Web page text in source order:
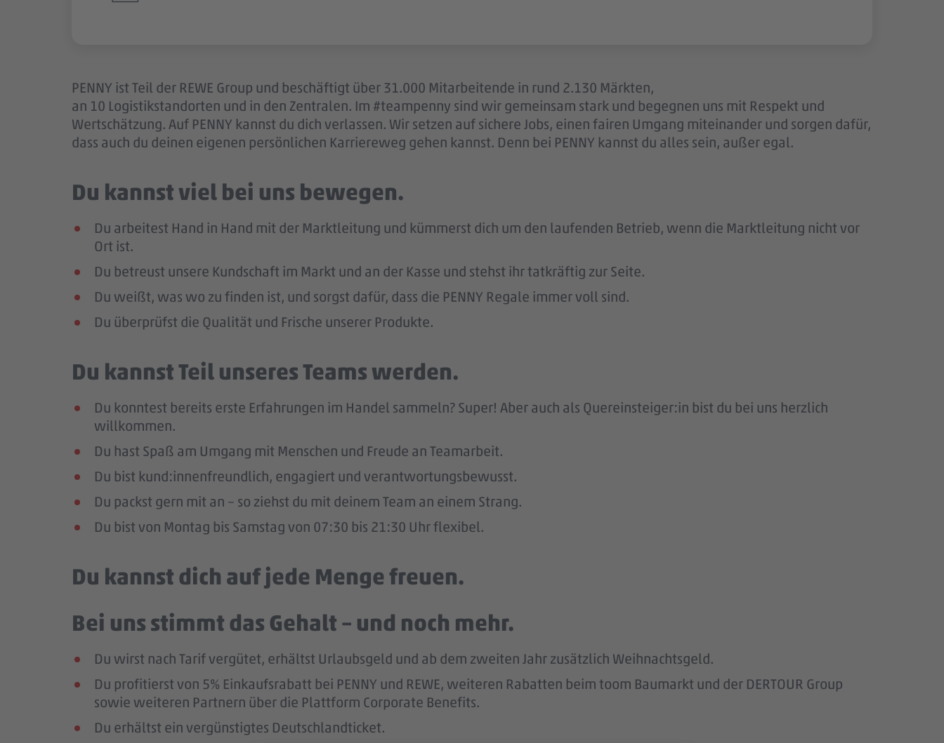
PENNY ist Teil der REWE Group und beschäftigt über 31.000 Mitarbeitende in rund 2.130 Märkten,
an 10 Logistikstandorten und in den Zentralen. Im #teampenny sind wir gemeinsam stark und begegnen uns mit Respekt und
Wertschätzung. Auf PENNY kannst du dich verlassen. Wir setzen auf sichere Jobs, einen fairen Umgang miteinander und sorgen dafür,
dass auch du deinen eigenen persönlichen Karriereweg gehen kannst. Denn bei PENNY kannst du alles sein, außer egal.
Du kannst viel bei uns bewegen.
Du arbeitest Hand in Hand mit der Marktleitung und kümmerst dich um den laufenden Betrieb, wenn die Marktleitung nicht vor
Ort ist.
Du betreust unsere Kundschaft im Markt und an der Kasse und stehst ihr tatkräftig zur Seite.
Du weißt, was wo zu finden ist, und sorgst dafür, dass die PENNY Regale immer voll sind.
Du überprüfst die Qualität und Frische unserer Produkte.
Du kannst Teil unseres Teams werden.
Du konntest bereits erste Erfahrungen im Handel sammeln? Super! Aber auch als Quereinsteiger:in bist du bei uns herzlich
willkommen.
Du hast Spaß am Umgang mit Menschen und Freude an Teamarbeit.
Du bist kund:innenfreundlich, engagiert und verantwortungsbewusst.
Du packst gern mit an – so ziehst du mit deinem Team an einem Strang.
Du bist von Montag bis Samstag von 07:30 bis 21:30 Uhr flexibel.
Du kannst dich auf jede Menge freuen.
Bei uns stimmt das Gehalt – und noch mehr.
Du wirst nach Tarif vergütet, erhältst Urlaubsgeld und ab dem zweiten Jahr zusätzlich Weihnachtsgeld.
Du profitierst von 5% Einkaufsrabatt bei PENNY und REWE, weiteren Rabatten beim toom Baumarkt und der DERTOUR Group
sowie weiteren Partnern über die Plattform Corporate Benefits.
Du erhältst ein vergünstigtes Deutschlandticket.